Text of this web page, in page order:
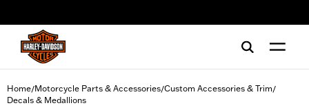
Home/Motorcycle Parts & Accessories/Custom Accessories & Trim/
Decals & Medallions